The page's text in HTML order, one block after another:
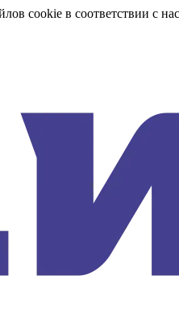
cookie в соответствии с